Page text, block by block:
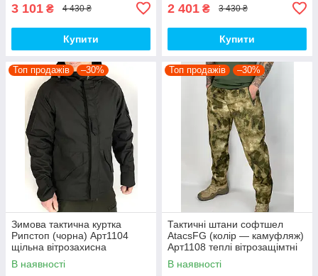
3 101 ₴ 4 430 ₴
Купити
2 401 ₴ 3 430 ₴
Купити
Топ продажів –30%
Зимова тактична куртка
Рипстоп (чорна) Арт1104
щільна вітрозахисна
водовідштовхувальна топ
В наявності
Топ продажів –30%
Тактичні штани софтшел
AtacsFG (колір — камуфляж)
Арт1108 теплі вітрозащімтні
водовідштовхувальні на флісі
топ
В наявності